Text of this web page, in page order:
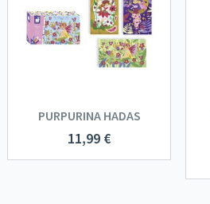
PURPURINA HADAS
11,99 €